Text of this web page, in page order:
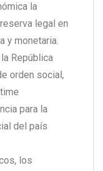
la
legal en
y monetaria.
República
orden social,
para la
del país
los